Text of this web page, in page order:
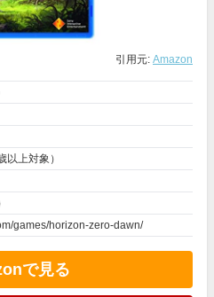
引用元: Amazon
上対象）
games/horizon-zero-dawn/
で見る